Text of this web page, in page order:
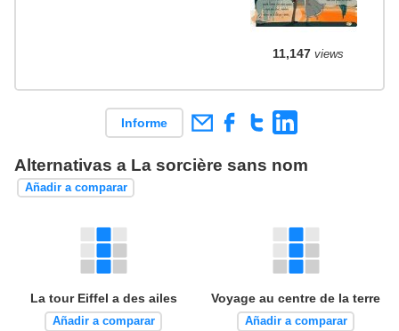
11,147 views
Informe
Alternativas a La sorcière sans nom
Añadir a comparar
La tour Eiffel a des ailes
Añadir a comparar
Voyage au centre de la terre
Añadir a comparar